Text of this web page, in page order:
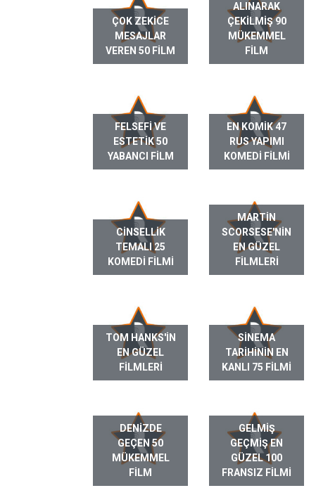
ÇOK ZEKICE
MESAJLAR
VEREN 50 FILM
ALINARAK
ÇEKILMIŞ 90
MÜKEMMEL
FILM
FELSEFI VE
ESTETIK 50
YABANCI FILM
EN KOMIK 47
RUS YAPIMI
KOMEDI FILMI
CINSELLIK
TEMALI 25
KOMEDI FILMI
MARTIN
SCORSESE'NIN
EN GÜZEL
FILMLERI
TOM HANKS'IN
EN GÜZEL
FILMLERI
SINEMA
TARIHININ EN
KANLI 75 FILMI
DENIZDE
GEÇEN 50
MÜKEMMEL
FILM
GELMIŞ
GEÇMIŞ EN
GÜZEL 100
FRANSIZ FILMI